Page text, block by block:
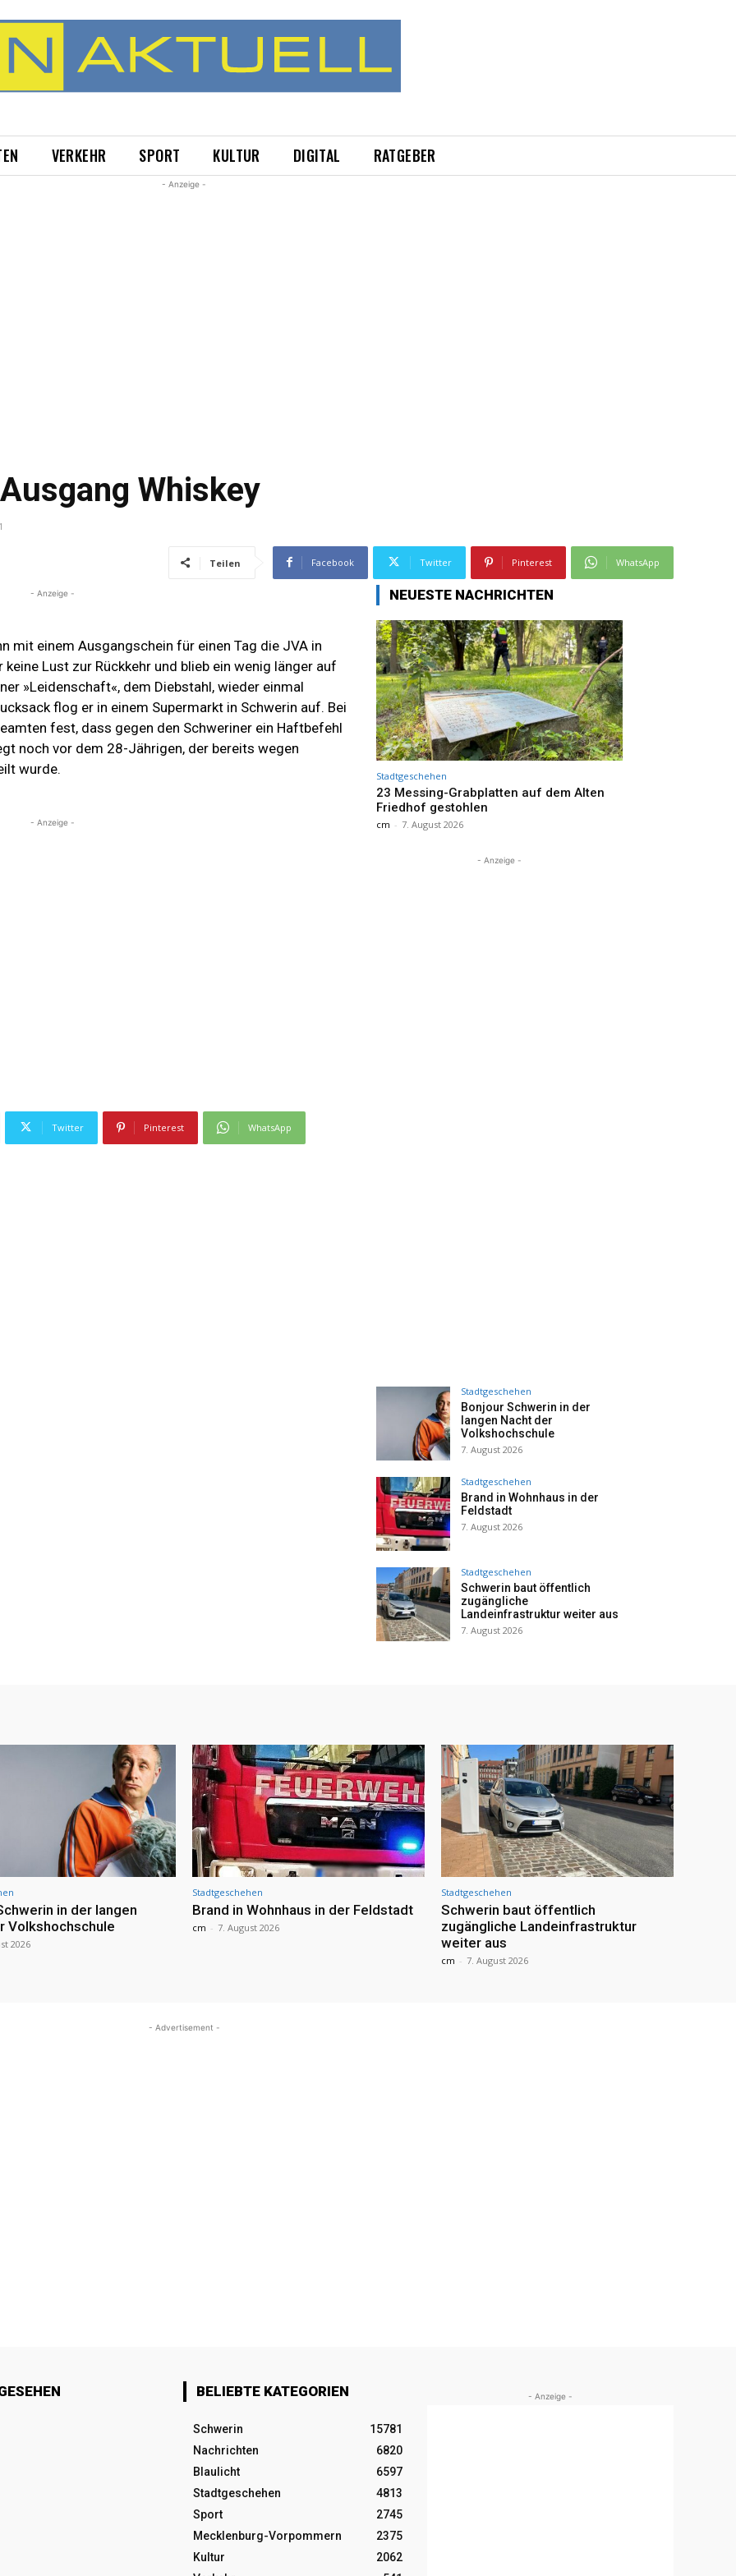
VERKEHR SPORT KULTUR DIGITAL RATGEBER
- Anzeige -
Whiskey
Teilen Facebook Twitter Pinterest WhatsApp
- Anzeige -
mit einem Ausgangschein für einen Tag die JVA in
Lust zur Rückkehr und blieb ein wenig länger auf
»Leidenschaft«, dem Diebstahl, wieder einmal
flog er in einem Supermarkt in Schwerin auf. Bei
fest, dass gegen den Schweriner ein Haftbefehl
noch vor dem 28-Jährigen, der bereits wegen
wurde.
- Anzeige -
Twitter Pinterest WhatsApp
NEUESTE NACHRICHTEN
Stadtgeschehen
23 Messing-Grabplatten auf dem Alten
Friedhof gestohlen
cm - 7. August 2026
- Anzeige -
Stadtgeschehen
Bonjour Schwerin in der
langen Nacht der
Volkshochschule
7. August 2026
Stadtgeschehen
Brand in Wohnhaus in der
Feldstadt
7. August 2026
Stadtgeschehen
Schwerin baut öffentlich
zugängliche
Landeinfrastruktur weiter aus
7. August 2026
in der langen
Volkshochschule
2026
Stadtgeschehen
Brand in Wohnhaus in der Feldstadt
cm - 7. August 2026
Stadtgeschehen
Schwerin baut öffentlich
zugängliche Landeinfrastruktur
weiter aus
cm - 7. August 2026
- Advertisement -
BELIEBTE KATEGORIEN
Schwerin
15781
Nachrichten
6820
Blaulicht
6597
Stadtgeschehen
4813
Sport
2745
Mecklenburg-Vorpommern
2375
Kultur
2062
- Anzeige -